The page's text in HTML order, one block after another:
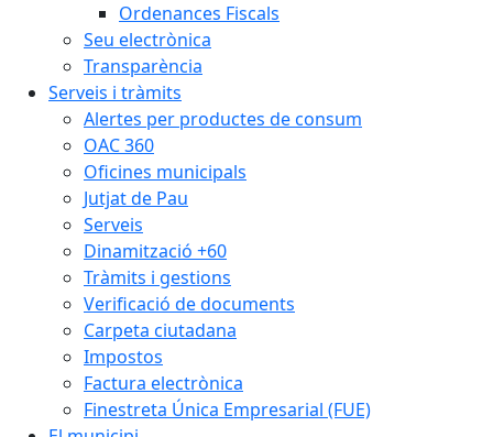
Ordenances Fiscals
Seu electrònica
Transparència
Serveis i tràmits
Alertes per productes de consum
OAC 360
Oficines municipals
Jutjat de Pau
Serveis
Dinamització +60
Tràmits i gestions
Verificació de documents
Carpeta ciutadana
Impostos
Factura electrònica
Finestreta Única Empresarial (FUE)